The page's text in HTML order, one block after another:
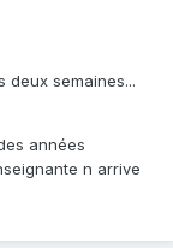
deux semaines...
années
n arrive